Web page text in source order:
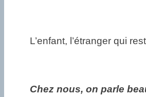
L’enfant, l’étranger qui
Chez nous, on parle